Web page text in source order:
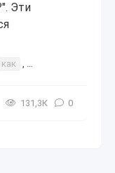
Эти
как , интересное
131,3К 0